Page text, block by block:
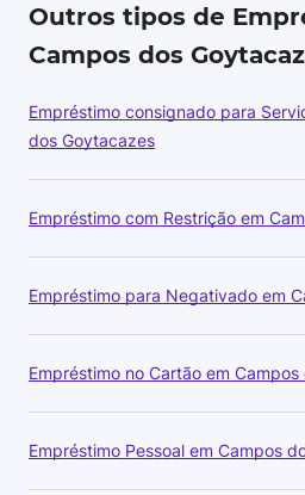
Outros tipos de
Campos dos
Empréstimo consignado para
dos Goytacazes
Empréstimo com Restrição em
Empréstimo para Negativado em
Empréstimo no Cartão em
Empréstimo Pessoal em Campos